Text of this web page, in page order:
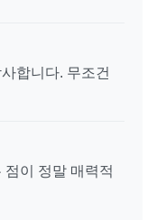
합니다. 무조건
점이 정말 매력적